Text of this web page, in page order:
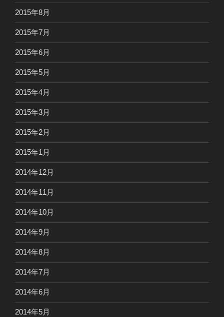
2015年8月
2015年7月
2015年6月
2015年5月
2015年4月
2015年3月
2015年2月
2015年1月
2014年12月
2014年11月
2014年10月
2014年9月
2014年8月
2014年7月
2014年6月
2014年5月